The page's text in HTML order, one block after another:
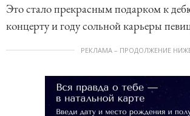
Это стало прекрасным подарком к
концерту и году сольной карьеры
РЕКЛАМА – ПРОДОЛЖЕНИЕ